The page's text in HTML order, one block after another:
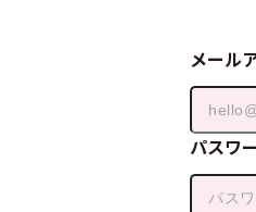
メール
パスワ